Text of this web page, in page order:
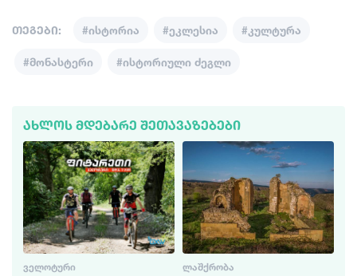
თეგები: #ისტორია #ეკლესია #კულტურა
#მონასტერი #ისტორიული ძეგლი
ᲐᲮᲚᲝᲡ ᲛᲓᲔᲑᲐᲠᲔ ᲨᲔᲗᲐᲕᲐᲖᲔᲑᲔᲑᲘ
ᲕᲔᲚᲝᲢᲣᲠᲘ ᲚᲐᲨᲥᲠᲝᲑᲐ